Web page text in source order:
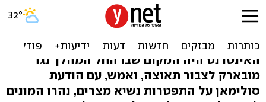
שמחה וציוצים גם ברשת:
"מברוכּ, הפושע עזב"
האינטרנט היה המקום שבו החל המהלך נגד
מובארק לצבור תאוצה, ואמש, עם הודעת
סולימאן על התפטרות נשיא מצרים, נהרו המונים